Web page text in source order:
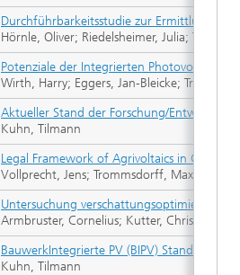
Durchführbarkeitsstudie zur Ermittlung
Hörnle, Oliver; Riedelsheimer, Julia;
Potenziale der Integrierten Photovoltaik in
Wirth, Harry; Eggers, Jan-Bleicke;
Aktueller Stand der Forschung/
Kuhn, Tilmann
Legal Framework of Agrivoltaics in Germany
Vollprecht, Jens; Trommsdorff, Maximilian;
Untersuchung verschattungsoptimierter
Armbruster, Cornelius; Kutter, Christoph;
BauwerkIntegrierte PV (BIPV) Stand der
Kuhn, Tilmann